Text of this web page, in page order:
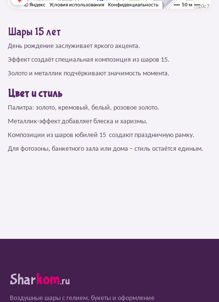
Шары 15 лет
День рождение заслуживает яркого акцента.
Эффект создаёт специальная композиция из шаров 15.
Золото и металлик подчёркивают значимость момента.
Цвет и стиль
Палитра: золото, кремовый, белый, розовое золото.
Металлик-эффект добавляет блеска и харизмы.
Композиции из шаров юбилей 15 создают праздничную рамку.
Для фотозоны, банкетного зала или дома – стиль остаётся единым.
Sharkom.ru
Воздушные шары с гелием, букеты и оформление